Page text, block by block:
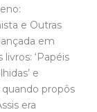
e Outras
em
‘Papéis
e
quando propôs
era